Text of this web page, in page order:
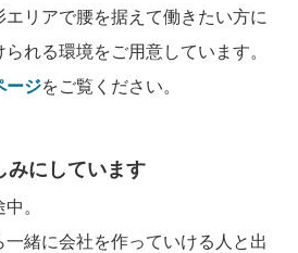
リアで腰を据えて働きたい方に
れる環境をご用意しています。
ージをご覧ください。
みにしています
。
緒に会社を作っていける人と出